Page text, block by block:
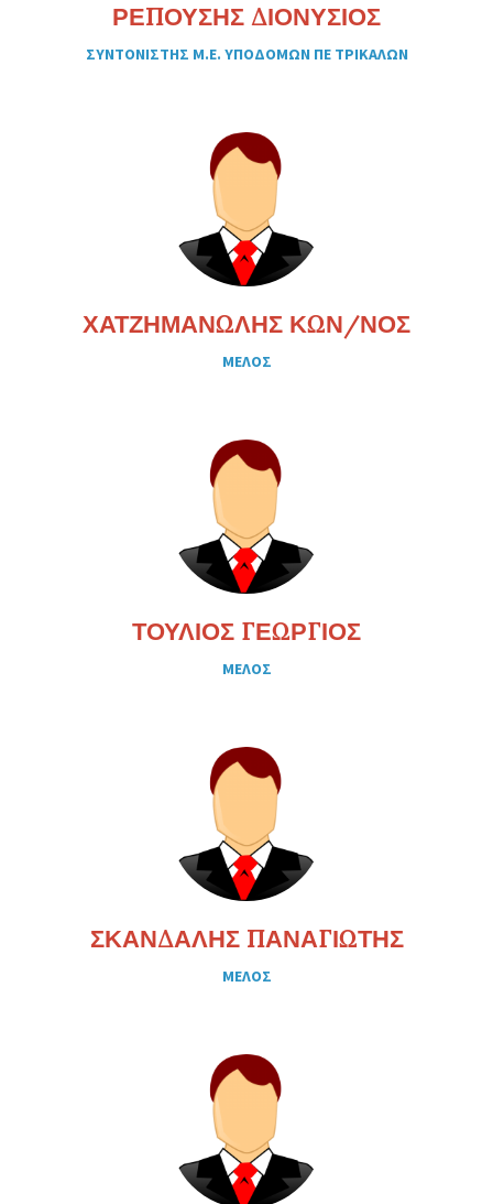
ΡΕΠΟΥΣΗΣ ΔΙΟΝΥΣΙΟΣ
ΣΥΝΤΟΝΙΣΤΗΣ Μ.Ε. ΥΠΟΔΟΜΩΝ ΠΕ ΤΡΙΚΑΛΩΝ
ΧΑΤΖΗΜΑΝΩΛΗΣ ΚΩΝ/ΝΟΣ
ΜΕΛΟΣ
ΤΟΥΛΙΟΣ ΓΕΩΡΓΙΟΣ
ΜΕΛΟΣ
ΣΚΑΝΔΑΛΗΣ ΠΑΝΑΓΙΩΤΗΣ
ΜΕΛΟΣ